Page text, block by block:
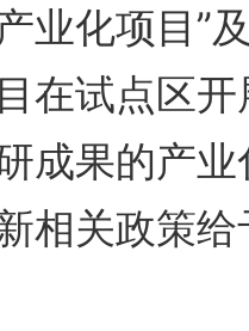
业化项目”
在试点区
成果的产
相关政策